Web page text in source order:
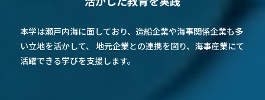
本学は瀬戸内海に面しており、造船企業や海事関係企業も多
い立地を活かして、 地元企業との連携を図り、海事産業にて
活躍できる学びを支援します。